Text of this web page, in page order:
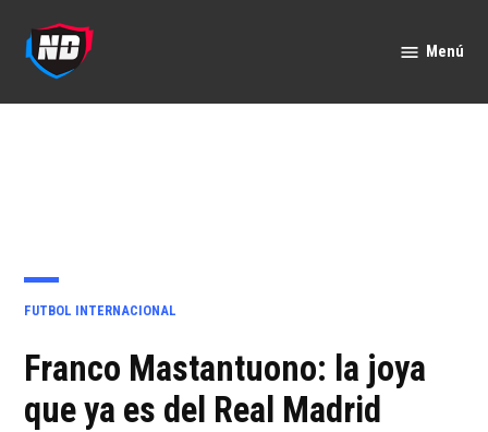
contenido
Menú
PUBLICADO
FUTBOL INTERNACIONAL
Franco Mastantuono: la joya
que ya es del Real Madrid